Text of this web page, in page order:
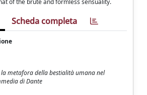
of the brute and formless sensuality.
Scheda completa
metafora della bestialità umana nel
di Dante